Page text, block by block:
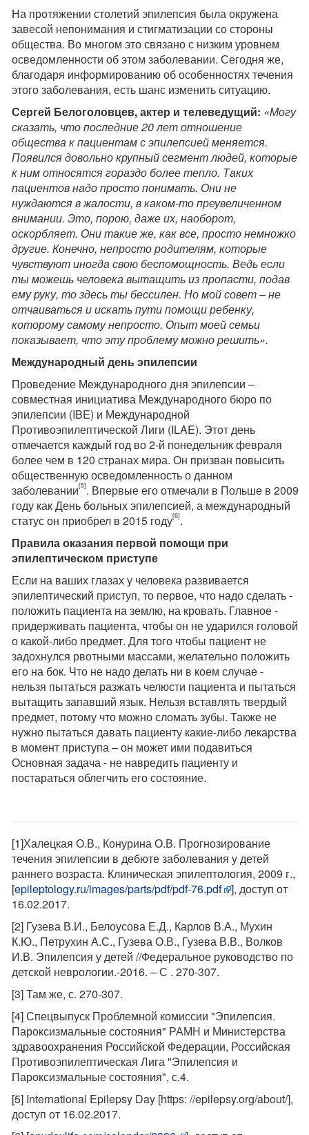
На протяжении столетий эпилепсия была окружена
завесой непонимания и стигматизации со стороны
общества. Во многом это связано с низким уровнем
осведомленности об этом заболевании. Сегодня же,
благодаря информированию об особенностях течения
этого заболевания, есть шанс изменить ситуацию.
Сергей Белоголовцев, актер и телеведущий: «Могу
сказать, что последние 20 лет отношение
общества к пациентам с эпилепсией меняется.
Появился довольно крупный сегмент людей, которые
к ним относятся гораздо более тепло. Таких
пациентов надо просто понимать. Они не
нуждаются в жалости, в каком-то преувеличенном
внимании. Это, порою, даже их, наоборот,
оскорбляет. Они такие же, как все, просто немножко
другие. Конечно, непросто родителям, которые
чувствуют иногда свою беспомощность. Ведь если
ты можешь человека вытащить из пропасти, подав
ему руку, то здесь ты бессилен. Но мой совет – не
отчаиваться и искать пути помощи ребенку,
которому самому непросто. Опыт моей семьи
показывает, что эту проблему можно решить».
Международный день эпилепсии
Проведение Международного дня эпилепсии –
совместная инициатива Международного бюро по
эпилепсии (IBE) и Международной
Противоэпилептической Лиги (ILAE). Этот день
отмечается каждый год во 2-й понедельник февраля
более чем в 120 странах мира. Он призван повысить
общественную осведомленность о данном
заболевании[5]. Впервые его отмечали в Польше в 2009
году как День больных эпилепсией, а международный
статус он приобрел в 2015 году[6].
Правила оказания первой помощи при
эпилептическом приступе
Если на ваших глазах у человека развивается
эпилептический приступ, то первое, что надо сделать -
положить пациента на землю, на кровать. Главное -
придерживать пациента, чтобы он не ударился головой
о какой-либо предмет. Для того чтобы пациент не
задохнулся рвотными массами, желательно положить
его на бок. Что не надо делать ни в коем случае -
нельзя пытаться разжать челюсти пациента и пытаться
вытащить запавший язык. Нельзя вставлять твердый
предмет, потому что можно сломать зубы. Также не
нужно пытаться давать пациенту какие-либо лекарства
в момент приступа – он может ими подавиться
Основная задача - не навредить пациенту и
постараться облегчить его состояние.
[1]Халецкая О.В., Конурина О.В. Прогнозирование
течения эпилепсии в дебюте заболевания у детей
раннего возраста. Клиническая эпилептология, 2009 г.,
[epileptology.ru/images/parts/pdf/pdf-76.pdf
], доступ от
16.02.2017.
[2] Гузева В.И., Белоусова Е.Д., Карлов В.А., Мухин
К.Ю., Петрухин А.С., Гузева О.В., Гузева В.В., Волков
И.В. Эпилепсия у детей //Федеральное руководство по
детской неврологии.-2016. – С . 270-307.
[3] Там же, с. 270-307.
[4] Спецвыпуск Проблемной комиссии "Эпилепсия.
Пароксизмальные состояния" РАМН и Министерства
здравоохранения Российской Федерации, Российcкая
Противоэпилептическая Лига "Эпилепсия и
Пароксизмальные состояния", с.4.
[5] International Epilepsy Day [https: //epilepsy.org/about/],
доступ от 16.02.2017.